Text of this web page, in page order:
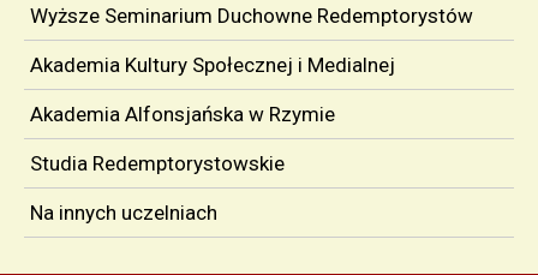
Wyższe Seminarium Duchowne Redemptorystów
Akademia Kultury Społecznej i Medialnej
Akademia Alfonsjańska w Rzymie
Studia Redemptorystowskie
Na innych uczelniach